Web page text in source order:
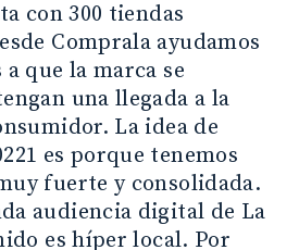
con 300 tiendas
Comprala ayudamos
que la marca se
una llegada a la
La idea de
es porque tenemos
fuerte y consolidada.
audiencia digital de La
es híper local. Por